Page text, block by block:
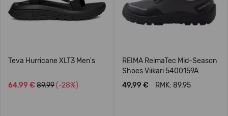
Teva Hurricane XLT3 Men's
64,99 € 89.99 (-28%)
REIMA ReimaTec Mid-Season
Shoes Viikari 5400159A
49,99 €
RMK: 89.95